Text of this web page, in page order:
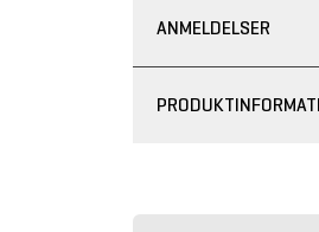
ANMELDELSER